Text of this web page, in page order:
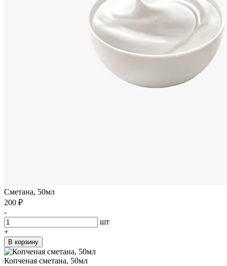
Сметана, 50мл
200 ₽
-
шт
+
В корзину
Копченая сметана, 50мл